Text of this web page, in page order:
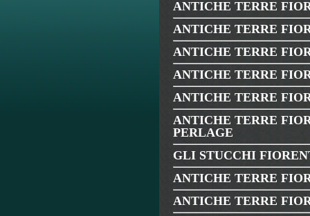
ANTICHE TERRE
ANTICHE TERRE
ANTICHE TERRE
ANTICHE TERRE
ANTICHE TERRE
ANTICHE TERRE
PERLAGE
GLI STUCCHI
ANTICHE TERRE
ANTICHE TERRE